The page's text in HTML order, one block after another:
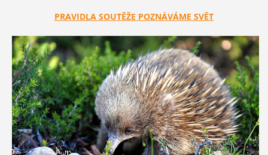
PRAVIDLA SOUTĚŽE POZNÁVÁME SVĚT